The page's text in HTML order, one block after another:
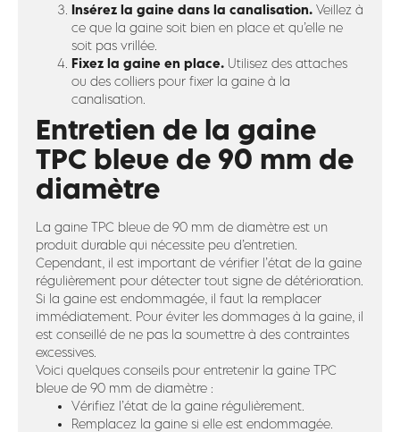
Insérez la gaine dans la canalisation. Veillez à
ce que la gaine soit bien en place et qu’elle ne
soit pas vrillée.
Fixez la gaine en place. Utilisez des attaches
ou des colliers pour fixer la gaine à la
canalisation.
Entretien de la gaine
TPC bleue de 90 mm de
diamètre
La gaine TPC bleue de 90 mm de diamètre est un
produit durable qui nécessite peu d’entretien.
Cependant, il est important de vérifier l’état de la gaine
régulièrement pour détecter tout signe de détérioration.
Si la gaine est endommagée, il faut la remplacer
immédiatement. Pour éviter les dommages à la gaine, il
est conseillé de ne pas la soumettre à des contraintes
excessives.
Voici quelques conseils pour entretenir la gaine TPC
bleue de 90 mm de diamètre :
Vérifiez l’état de la gaine régulièrement.
Remplacez la gaine si elle est endommagée.